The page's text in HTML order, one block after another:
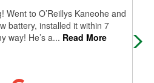
Went to O’Reillys Kaneohe and
battery, installed it within 7
way! He’s a... Read More